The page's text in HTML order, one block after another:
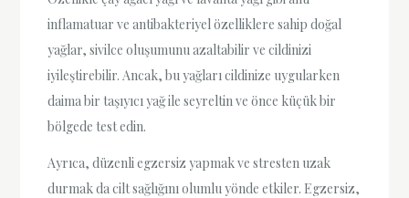
inflamatuar ve antibakteriyel özelliklere sahip doğal
yağlar, sivilce oluşumunu azaltabilir ve cildinizi
iyileştirebilir. Ancak, bu yağları cildinize uygularken
daima bir taşıyıcı yağ ile seyreltin ve önce küçük bir
bölgede test edin.
Ayrıca, düzenli egzersiz yapmak ve stresten uzak
durmak da cilt sağlığını olumlu yönde etkiler. Egzersiz,